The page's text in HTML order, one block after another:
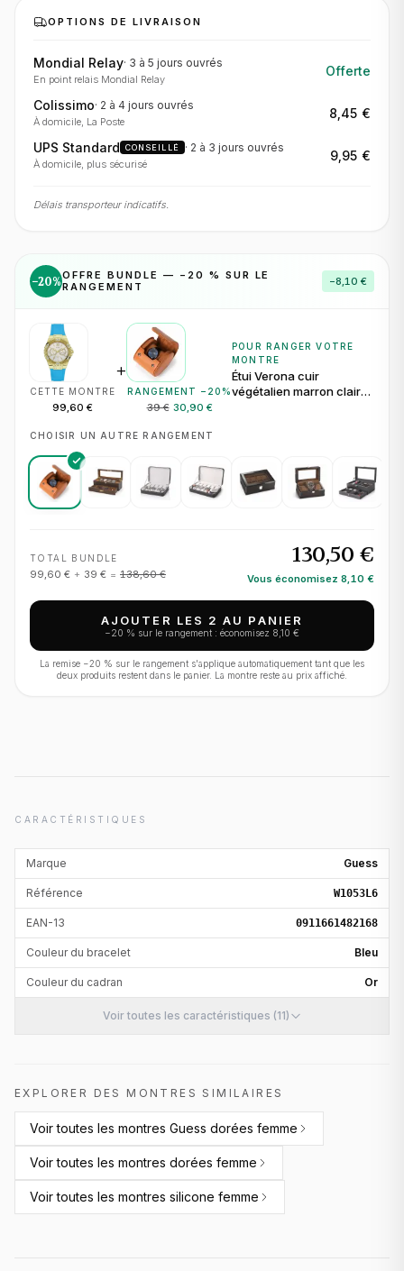
OPTIONS DE LIVRAISON
Mondial Relay· 3 à 5 jours ouvrés
En point relais Mondial Relay
Offerte
Colissimo· 2 à 4 jours ouvrés
À domicile, La Poste
8,45 €
UPS Standard CONSEILLÉ · 2 à 3 jours ouvrés
À domicile, plus sécurisé
9,95 €
Délais transporteur indicatifs.
−20%OFFRE BUNDLE — − 20 % SUR LE
RANGEMENT
−8,10 €
CETTE MONTRE
99,60 €
+
RANGEMENT − 20 %
39 € 30,90 €
POUR RANGER VOTRE
MONTRE
Étui Verona cuir
végétalien marron clair
CHOISIR UN AUTRE RANGEMENT
TOTAL BUNDLE
99,60 € + 39 € = 138,60 €
130,50 €
Vous économisez 8,10 €
AJOUTER LES 2 AU PANIER
−20 % sur le rangement : économisez 8,10 €
La remise −20 % sur le rangement s'applique automatiquement tant que les
deux produits restent dans le panier. La montre reste au prix affiché.
CARACTÉRISTIQUES
Marque Guess
Référence W1053L6
EAN-13 0911661482168
Couleur du bracelet Bleu
Couleur du cadran Or
Voir toutes les caractéristiques (11)
EXPLORER DES MONTRES SIMILAIRES
Voir toutes les montres Guess dorées femme
Voir toutes les montres dorées femme
Voir toutes les montres silicone femme